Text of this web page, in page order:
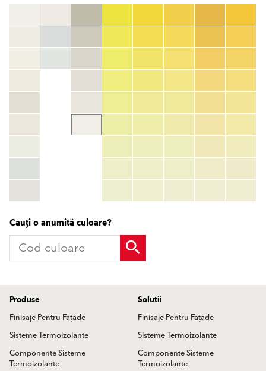
color_name
HEX:hex_code
TSR:tsr_code
Mai multe informații
Cauți o anumită culoare?
Produse
Finisaje Pentru Fațade
Sisteme Termoizolante
Componente Sisteme
Termoizolante
Solutii
Finisaje Pentru Fațade
Sisteme Termoizolante
Componente Sisteme
Termoizolante